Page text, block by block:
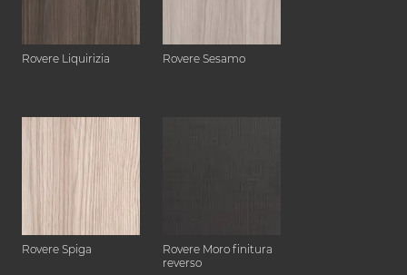
Rovere Liquirizia Rovere Sesamo
Rovere Spiga
Rovere Moro finitura
reverso